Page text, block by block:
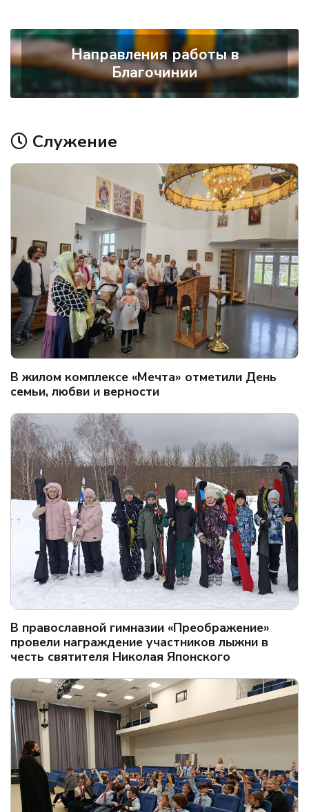
Направления работы в
Благочинии
Служение
В жилом комплексе «Мечта» отметили День
семьи, любви и верности
В православной гимназии «Преображение»
провели награждение участников лыжни в
честь святителя Николая Японского